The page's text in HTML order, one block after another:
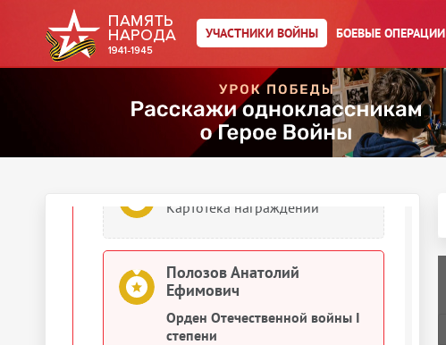
УЧАСТНИКИ ВОЙНЫ БОЕВЫЕ ОПЕРАЦИИ
Полозов Анатолий Ефимович
Орден Красного Знамени
Документы о награждении
Картотека награждений
Полозов Анатолий
Ефимович
Орден Отечественной войны I
степени